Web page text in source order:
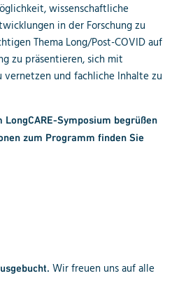
wissenschaftliche
in der Forschung zu
Thema Long/Post-COVID auf
zu präsentieren, sich mit
und fachliche Inhalte zu
Symposium begrüßen
zum Programm finden Sie
Wir freuen uns auf alle